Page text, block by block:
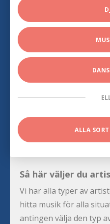
ALLA
Så här väljer du
Vi har alla typer av
hitta musik för alla
antingen välja den typ